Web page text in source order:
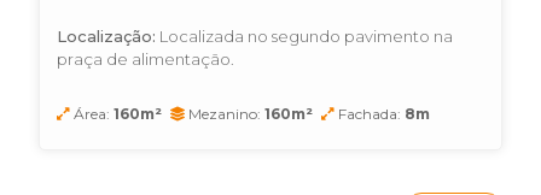
Localização: Localizada no segundo pavimento na
praça de alimentação.
Área: 160m² Mezanino: 160m² Fachada: 8m